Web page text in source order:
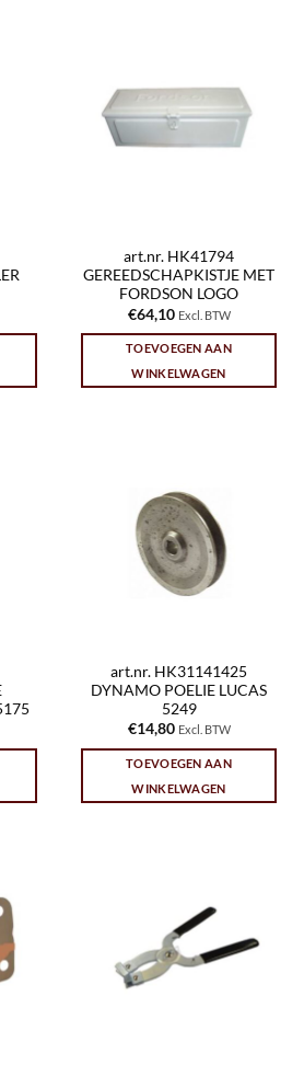
art.nr. HK41794
GEREEDSCHAPKISTJE MET
FORDSON LOGO
€64,10 Excl. BTW
TOEVOEGEN AAN
WINKELWAGEN
art.nr. HK31141425
DYNAMO POELIE LUCAS
5249
€14,80 Excl. BTW
TOEVOEGEN AAN
WINKELWAGEN